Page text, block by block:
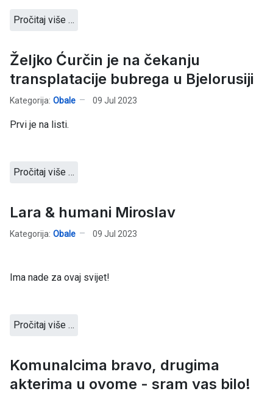
Pročitaj više …
Željko Ćurčin je na čekanju
transplatacije bubrega u Bjelorusiji
Kategorija: Obale 09 Jul 2023
Prvi je na listi.
Pročitaj više …
Lara & humani Miroslav
Kategorija: Obale 09 Jul 2023
Ima nade za ovaj svijet!
Pročitaj više …
Komunalcima bravo, drugima
akterima u ovome - sram vas bilo!